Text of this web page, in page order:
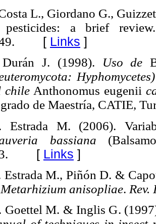
L., Giordano G.,
a brief
[ Links ]
J. (1998). Uso de
chile Anthonomus eugenii
de Maestría, CATIE,
Estrada M. (2006).
bassiana
[ Links ]
Estrada M., Piñón D. &
Metarhizium anisopliae.
Goettel M. & Inglis G.